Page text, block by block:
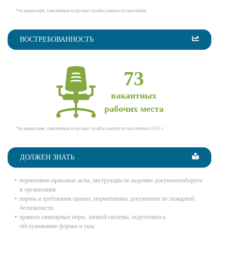
*по вакансиям, заявленным в органы службы занятости населения
ВОСТРЕБОВАННОСТЬ
73
вакантных
рабочих места
*по вакансиям, заявленным в органы службы занятости населения в 2025 г.
ДОЛЖЕН ЗНАТЬ
нормативно-правовые акты, инструкции по ведению документооборота
в организации
нормы и требования правил, нормативных документов по пожарной
безопасности
правила санитарных норм, личной гигиены, подготовки к
обслуживанию формы и зала